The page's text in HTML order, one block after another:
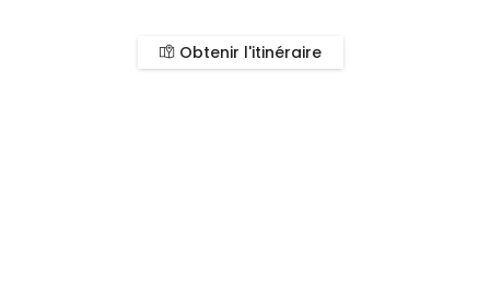
Obtenir l'itinéraire